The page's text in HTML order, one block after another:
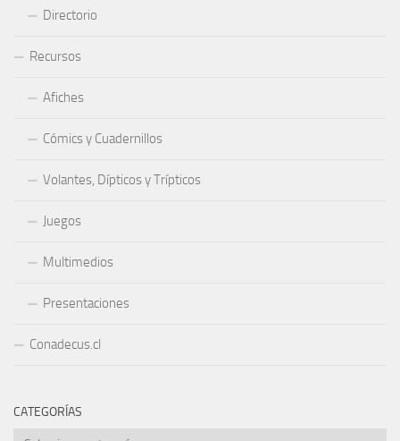
Directorio
Recursos
Afiches
Cómics y Cuadernillos
Volantes, Dípticos y Trípticos
Juegos
Multimedios
Presentaciones
Conadecus.cl
CATEGORÍAS